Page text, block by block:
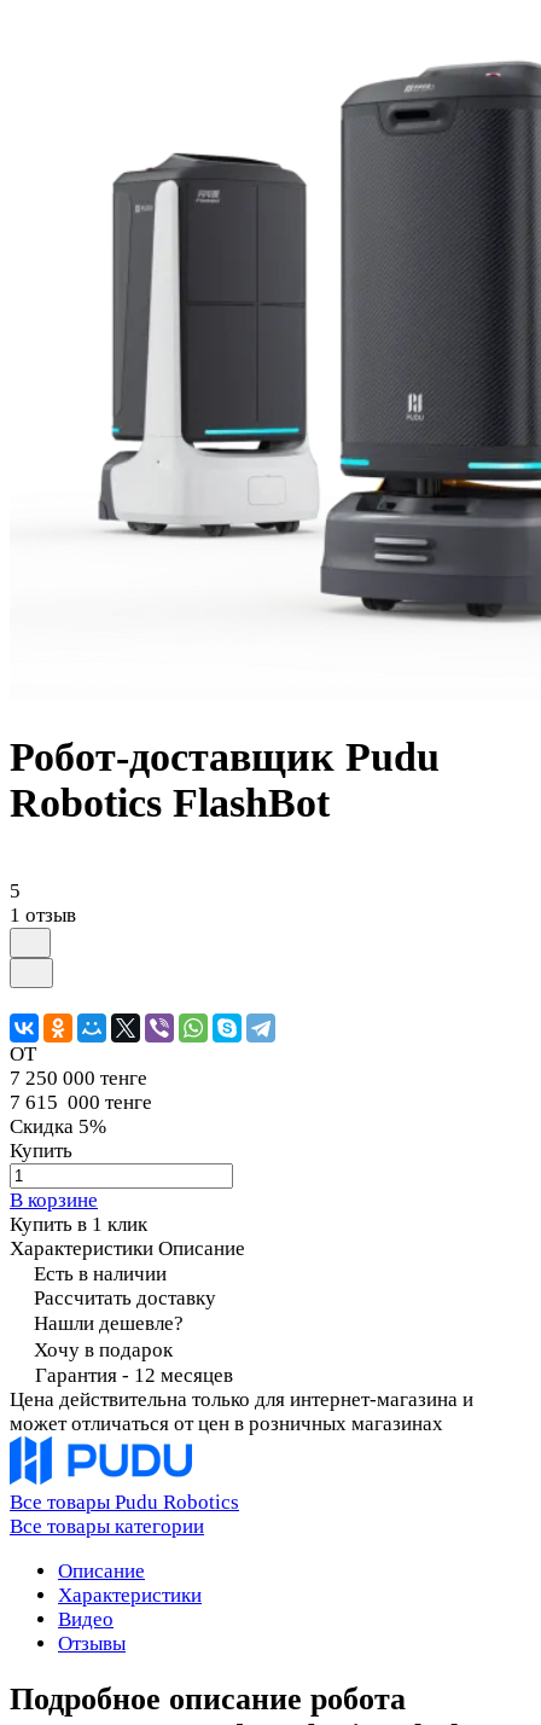
Робот-доставщик Pudu
Robotics FlashBot
5
1 отзыв
ОТ
7 250 000 тенге
7 615 000 тенге
Скидка 5%
Купить
В корзине
Купить в 1 клик
Характеристики Описание
Есть в наличии
Рассчитать доставку
Нашли дешевле?
Хочу в подарок
Гарантия - 12 месяцев
Цена действительна только для интернет-магазина и
может отличаться от цен в розничных магазинах
Все товары Pudu Robotics
Все товары категории
Описание
Характеристики
Видео
Отзывы
Подробное описание робота